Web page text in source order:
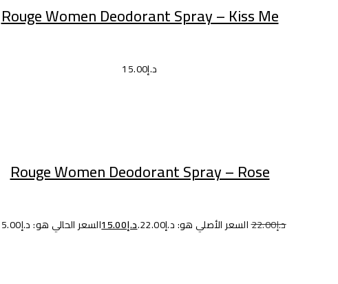
Rouge Women Deodorant Spray – Kiss Me
د.إ15.00
Rouge Women Deodorant Spray – Rose
د.إ22.00السعر الأصلي هو: د.إ22.00. د.إ15.00السعر الحالي هو: د.إ15.00.